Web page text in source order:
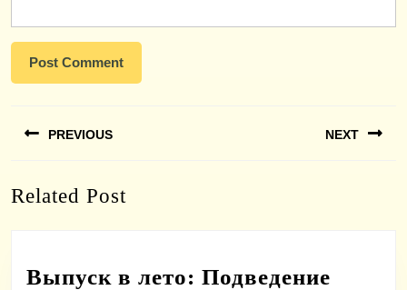
по
PREVIOUS
post:
NEXT
Related Post
Выпуск в лето: Подведение